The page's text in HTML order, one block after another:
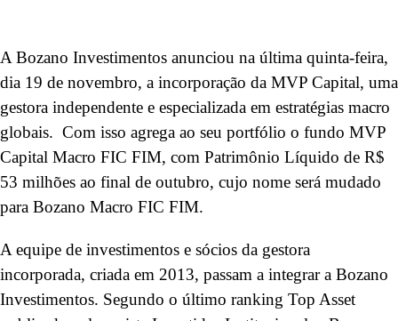
A Bozano Investimentos anunciou na última quinta-feira,
dia 19 de novembro, a incorporação da MVP Capital, uma
gestora independente e especializada em estratégias macro
globais. Com isso agrega ao seu portfólio o fundo MVP
Capital Macro FIC FIM, com Patrimônio Líquido de R$
53 milhões ao final de outubro, cujo nome será mudado
para Bozano Macro FIC FIM.
A equipe de investimentos e sócios da gestora
incorporada, criada em 2013, passam a integrar a Bozano
Investimentos. Segundo o último ranking Top Asset